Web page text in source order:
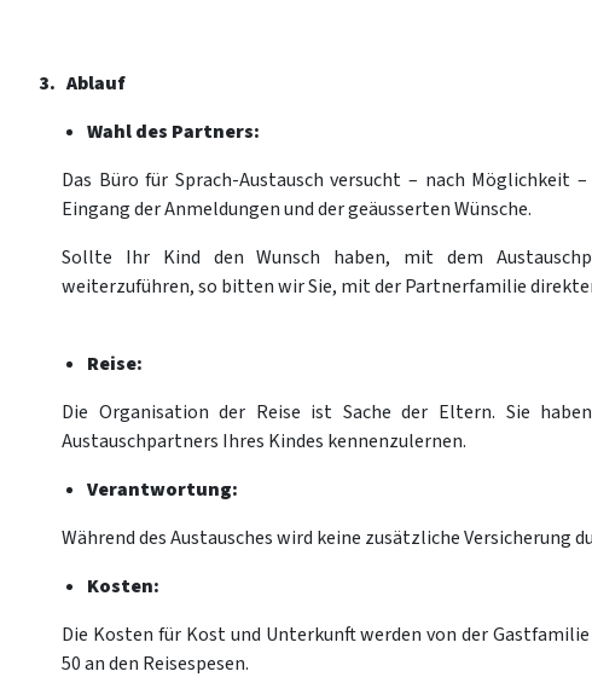
3. Ablauf
Wahl des Partners:
Das Büro für Sprach-Austausch versucht – nach Möglichkeit
Eingang der Anmeldungen und der geäusserten Wünsche.
Sollte Ihr Kind den Wunsch haben, mit dem
weiterzuführen, so bitten wir Sie, mit der Partnerfamilie
Reise:
Die Organisation der Reise ist Sache der Eltern. Sie
Austauschpartners Ihres Kindes kennenzulernen.
Verantwortung:
Während des Austausches wird keine zusätzliche Versicherung
Kosten:
Die Kosten für Kost und Unterkunft werden von der
50 an den Reisespesen.